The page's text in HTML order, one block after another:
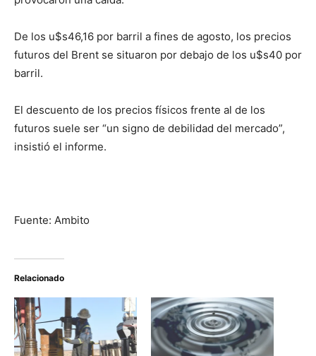
De los u$s46,16 por barril a fines de agosto, los precios
futuros del Brent se situaron por debajo de los u$s40 por
barril.
El descuento de los precios físicos frente al de los
futuros suele ser “un signo de debilidad del mercado”,
insistió el informe.
Fuente: Ambito
Relacionado